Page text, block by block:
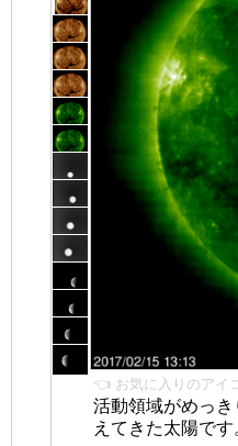
👈 お気に入りのアイ
活動領域がめっ
えてきた太陽です